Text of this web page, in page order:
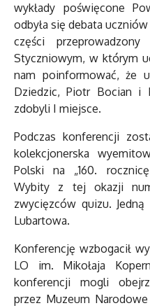
wykłady poświęcone
odbyła się debata
części
Styczniowym, w którym
nam poinformować, że
Dziedzic, Piotr Bocian i
zdobyli I miejsce.
Podczas konferencji
kolekcjonerska
Polski na „160.
Wybity z tej okazji
zwycięzców quizu.
Lubartowa.
Konferencję wzbogacił
LO im. Mikołaja
konferencji mogli
przez Muzeum